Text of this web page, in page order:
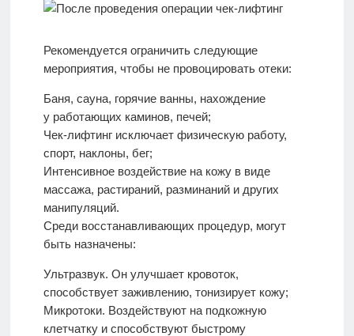
Рекомендуется ограничить следующие
мероприятия, чтобы не провоцировать отеки:
Баня, сауна, горячие ванны, нахождение
у работающих каминов, печей;
Чек-лифтинг исключает физическую работу,
спорт, наклоны, бег;
Интенсивное воздействие на кожу в виде
массажа, растираний, разминаний и других
манипуляций.
Среди восстанавливающих процедур, могут
быть назначены:
Ультразвук. Он улучшает кровоток,
способствует заживлению, тонизирует кожу;
Микротоки. Воздействуют на подкожную
клетчатку и способствуют быстрому